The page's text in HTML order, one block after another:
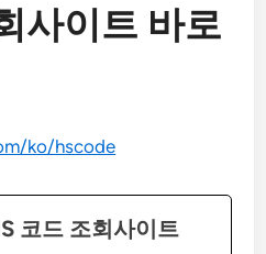
사이트 바로
ko/hscode
코드 조회사이트